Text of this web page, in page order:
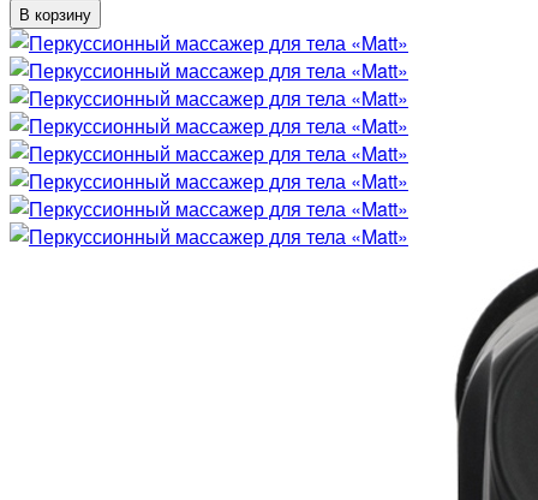
В корзину